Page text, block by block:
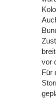
vor
Für